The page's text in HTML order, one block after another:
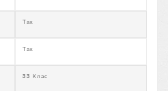
Так
Так
33 Клас